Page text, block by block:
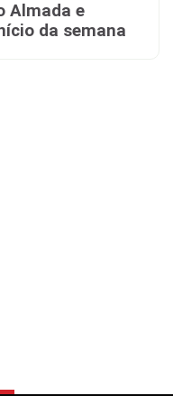
Almada e
da semana